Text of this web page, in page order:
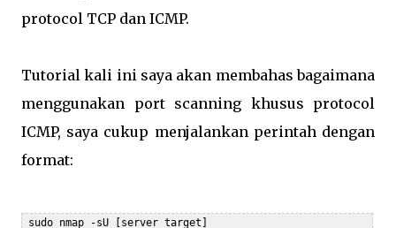
protocol TCP dan ICMP.
Tutorial kali ini saya akan membahas bagaimana
menggunakan port scanning khusus protocol
ICMP, saya cukup menjalankan perintah dengan
format: